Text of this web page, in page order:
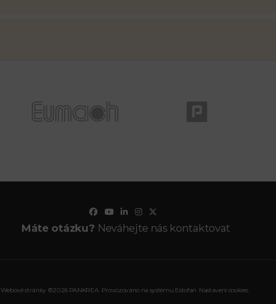
Máte otázku? Neváhejte nás kontaktovat
Webové stránky ©2026 PANKREA Provozováno na systému Estofan Nastavení cookies